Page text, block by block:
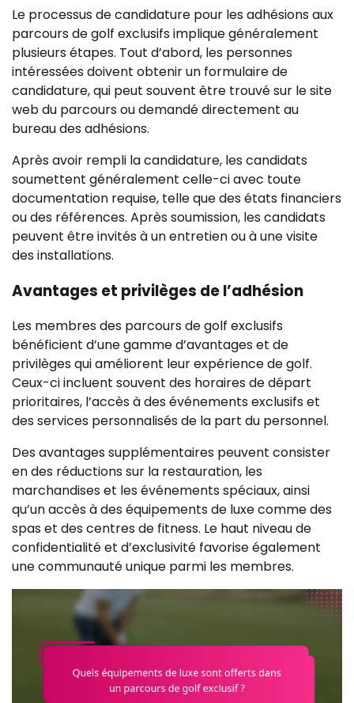
Le processus de candidature pour les adhésions aux
parcours de golf exclusifs implique généralement
plusieurs étapes. Tout d’abord, les personnes
intéressées doivent obtenir un formulaire de
candidature, qui peut souvent être trouvé sur le site
web du parcours ou demandé directement au
bureau des adhésions.
Après avoir rempli la candidature, les candidats
soumettent généralement celle-ci avec toute
documentation requise, telle que des états financiers
ou des références. Après soumission, les candidats
peuvent être invités à un entretien ou à une visite
des installations.
Avantages et privilèges de l’adhésion
Les membres des parcours de golf exclusifs
bénéficient d’une gamme d’avantages et de
privilèges qui améliorent leur expérience de golf.
Ceux-ci incluent souvent des horaires de départ
prioritaires, l’accès à des événements exclusifs et
des services personnalisés de la part du personnel.
Des avantages supplémentaires peuvent consister
en des réductions sur la restauration, les
marchandises et les événements spéciaux, ainsi
qu’un accès à des équipements de luxe comme des
spas et des centres de fitness. Le haut niveau de
confidentialité et d’exclusivité favorise également
une communauté unique parmi les membres.